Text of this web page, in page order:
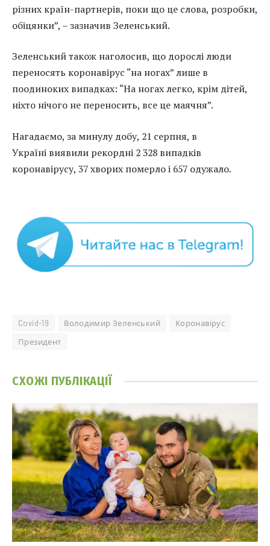
різних країн-партнерів, поки що це слова, розробки,
обіцянки”, – зазначив Зеленський.
Зеленський також наголосив, що дорослі люди
переносять коронавірус “на ногах” лише в
поодиноких випадках: “На ногах легко, крім дітей,
ніхто нічого не переносить, все це маячня”.
Нагадаємо, за минулу добу, 21 серпня, в
Україні виявили рекордні 2 328 випадків
коронавірусу, 37 хворих померло і 657 одужало.
Covid-19 Володимир Зеленський
Коронавірус
Президент
СХОЖІ ПУБЛІКАЦІЇ